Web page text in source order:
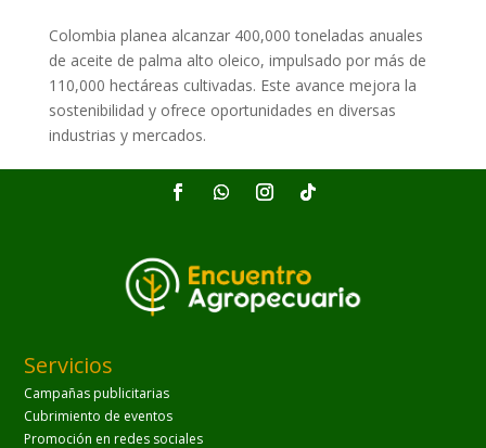
Colombia planea alcanzar 400,000 toneladas anuales
de aceite de palma alto oleico, impulsado por más de
110,000 hectáreas cultivadas. Este avance mejora la
sostenibilidad y ofrece oportunidades en diversas
industrias y mercados.
Servicios
Campañas publicitarias
Cubrimiento de eventos
Promoción en redes sociales